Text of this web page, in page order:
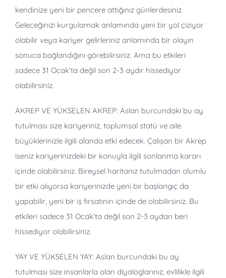
kendinize yeni bir pencere attığınız günlerdesiniz.
Geleceğinizi kurgulamak anlamında yeni bir yol çiziyor
olabilir veya kariyer gelirleriniz anlamında bir olayın
sonuca bağlandığını görebilirsiniz. Ama bu etkileri
sadece 31 Ocak’ta değil son 2-3 aydır hissediyor
olabilirsiniz.
AKREP VE YÜKSELEN AKREP: Aslan burcundaki bu ay
tutulması size kariyeriniz, toplumsal statü ve aile
büyüklerinizle ilgili alanda etki edecek. Çalışan bir Akrep
iseniz kariyerinizdeki bir konuyla ilgili sonlanma kararı
içinde olabilirsiniz. Bireysel haritanız tutulmadan olumlu
bir etki alıyorsa kariyerinizde yeni bir başlangıç da
yapabilir, yeni bir iş fırsatının içinde de olabilirsiniz. Bu
etkileri sadece 31 Ocak’ta değil son 2-3 aydan beri
hissediyor olabilirsiniz.
YAY VE YÜKSELEN YAY: Aslan burcundaki bu ay
tutulması size insanlarla olan diyaloglarınız, evlilikle ilgili